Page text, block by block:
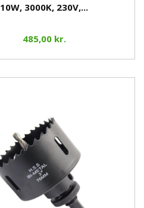
10W, 3000K, 230V,...
485,00 kr.